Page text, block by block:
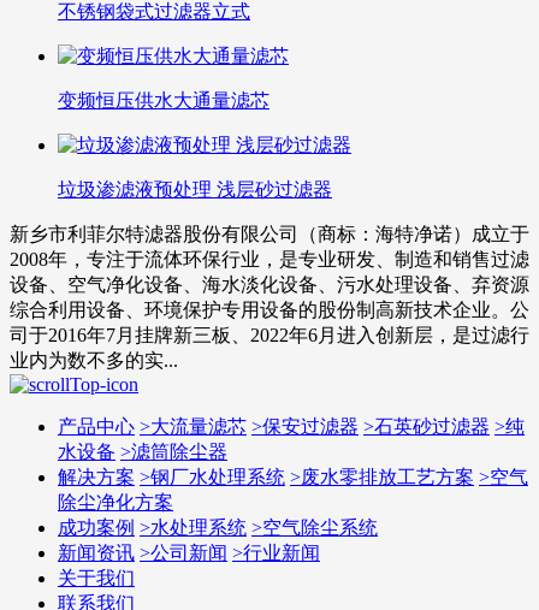
不锈钢袋式过滤器立式
变频恒压供水大通量滤芯
垃圾渗滤液预处理 浅层砂过滤器
新乡市利菲尔特滤器股份有限公司（商标：海特净诺）成立于
2008年，专注于流体环保行业，是专业研发、制造和销售过滤
设备、空气净化设备、海水淡化设备、污水处理设备、弃资源
综合利用设备、环境保护专用设备的股份制高新技术企业。公
司于2016年7月挂牌新三板、2022年6月进入创新层，是过滤行
业内为数不多的实...
产品中心 >大流量滤芯 >保安过滤器 >石英砂过滤器 >纯
水设备 >滤筒除尘器
解决方案 >钢厂水处理系统 >废水零排放工艺方案 >空气
除尘净化方案
成功案例 >水处理系统 >空气除尘系统
新闻资讯 >公司新闻 >行业新闻
关于我们
联系我们